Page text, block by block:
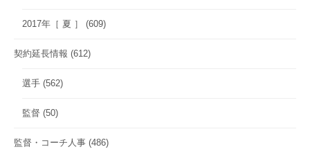
2017年［ 夏 ］ (609)
契約延長情報 (612)
選手 (562)
監督 (50)
監督・コーチ人事 (486)